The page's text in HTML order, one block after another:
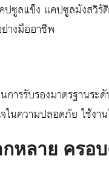
ซูลแข็ง แคปซูลมังสวิ
างมืออาชีพ
การรับรองมาตรฐานร
ความปลอดภัย ใช้งา
กหลาย ครอ